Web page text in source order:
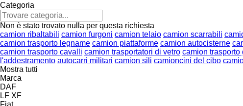
Categoria
Non è stato trovato nulla per questa richiesta
camion ribaltabili camion furgoni camion telaio camion scarrabili
camion trasporto legname camion piattaforme camion autocisterne
camion trasporto cavalli camion trasportatori di vetro camion trasporto
l'addestramento autocarri militari camion sili camioncini del cibo
Mostra tutti
Marca
DAF
LF XF
Fiat